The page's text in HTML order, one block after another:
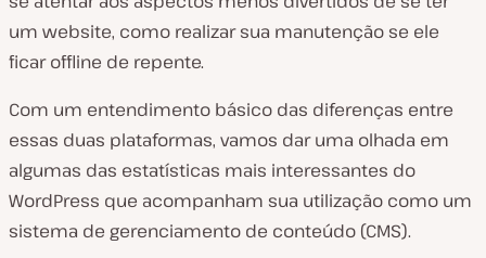
um website, como realizar sua manutenção se ele
ficar offline de repente.
Com um entendimento básico das diferenças entre
essas duas plataformas, vamos dar uma olhada em
algumas das estatísticas mais interessantes do
WordPress que acompanham sua utilização como um
sistema de gerenciamento de conteúdo (CMS).